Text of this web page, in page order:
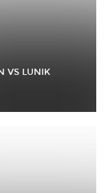
VS LUNIK